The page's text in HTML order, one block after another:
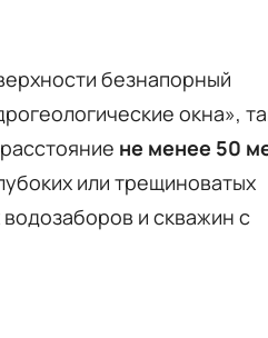
безнапорный
окна»,
не менее 50
или трещиноватых
и скважин с